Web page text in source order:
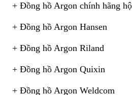
+ Đồng hồ Argon chính hãng
+ Đồng hồ Argon Hansen
+ Đồng hồ Argon Riland
+ Đồng hồ Argon Quixin
+ Đồng hồ Argon Weldcom